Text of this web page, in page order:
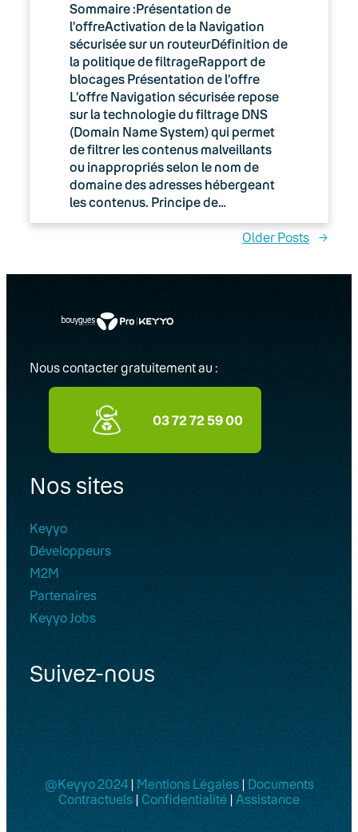
Sommaire :Présentation de
l’offreActivation de la Navigation
sécurisée sur un routeurDéfinition de
la politique de filtrageRapport de
blocages Présentation de l’offre
L’offre Navigation sécurisée repose
sur la technologie du filtrage DNS
(Domain Name System) qui permet
de filtrer les contenus malveillants
ou inappropriés selon le nom de
domaine des adresses hébergeant
les contenus. Principe de…
Older Posts →
Nous contacter gratuitement au :
03 72 72 59 00
Nos sites
Keyyo
Développeurs
M2M
Partenaires
Keyyo Jobs
Suivez-nous
@Keyyo 2024| Mentions Légales|Documents
Contractuels|Confidentialité|Assistance